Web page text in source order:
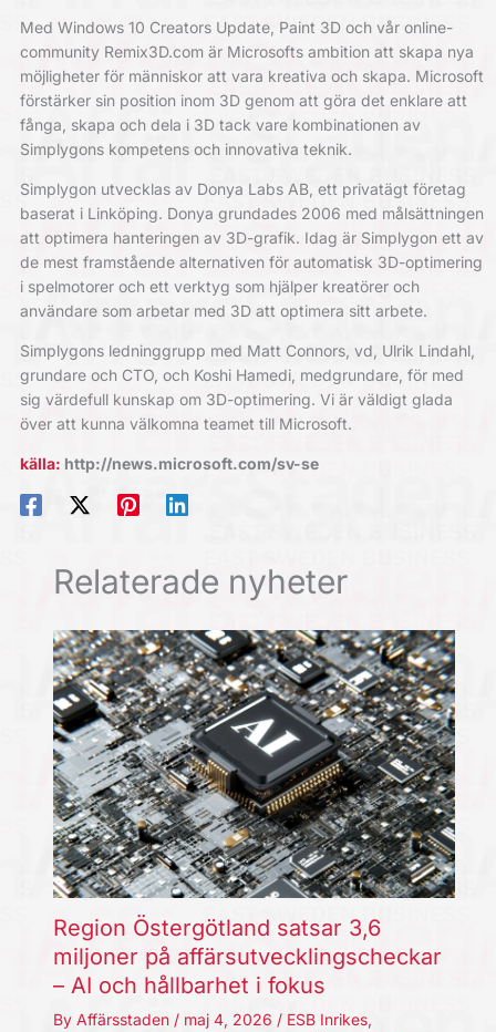
Med Windows 10 Creators Update, Paint 3D och vår online-
community Remix3D.com är Microsofts ambition att skapa nya
möjligheter för människor att vara kreativa och skapa. Microsoft
förstärker sin position inom 3D genom att göra det enklare att
fånga, skapa och dela i 3D tack vare kombinationen av
Simplygons kompetens och innovativa teknik.
Simplygon utvecklas av Donya Labs AB, ett privatägt företag
baserat i Linköping. Donya grundades 2006 med målsättningen
att optimera hanteringen av 3D-grafik. Idag är Simplygon ett av
de mest framstående alternativen för automatisk 3D-optimering
i spelmotorer och ett verktyg som hjälper kreatörer och
användare som arbetar med 3D att optimera sitt arbete.
Simplygons ledninggrupp med Matt Connors, vd, Ulrik Lindahl,
grundare och CTO, och Koshi Hamedi, medgrundare, för med
sig värdefull kunskap om 3D-optimering. Vi är väldigt glada
över att kunna välkomna teamet till Microsoft.
källa: http://news.microsoft.com/sv-se
Relaterade nyheter
Region Östergötland satsar 3,6
miljoner på affärsutvecklingscheckar
– AI och hållbarhet i fokus
By Affärsstaden / maj 4, 2026 / ESB Inrikes,